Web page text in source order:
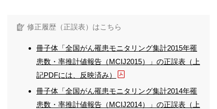
修正履歴（正誤表）はこちら
冊子体「全国がん罹患モニタリング集計2015年罹
患数・率推計値報告（MCIJ2015）」の正誤表（上
記PDFには、反映済み）
冊子体「全国がん罹患モニタリング集計2014年罹
患数・率推計値報告（MCIJ2014）」の正誤表（上